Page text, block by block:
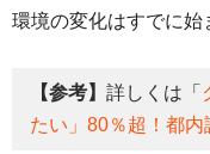
環境の変化はすでに始
【参考】 詳しくは「
たい」80％超！都